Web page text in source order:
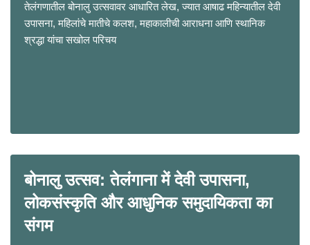
तेलंगणातील बोनालु उत्सवावर आधारित लेख, ज्यात आषाढ महिन्यातील देवी
उपासना, महिलांचे मातीचे कलश, महाकालीची आराधना आणि स्थानिक
श्रद्धा यांचा सखोल परिचय
बोनालु उत्सव: तेलंगाना में देवी उपासना,
लोकसंस्कृति और आधुनिक समुदायिकता का
संगम